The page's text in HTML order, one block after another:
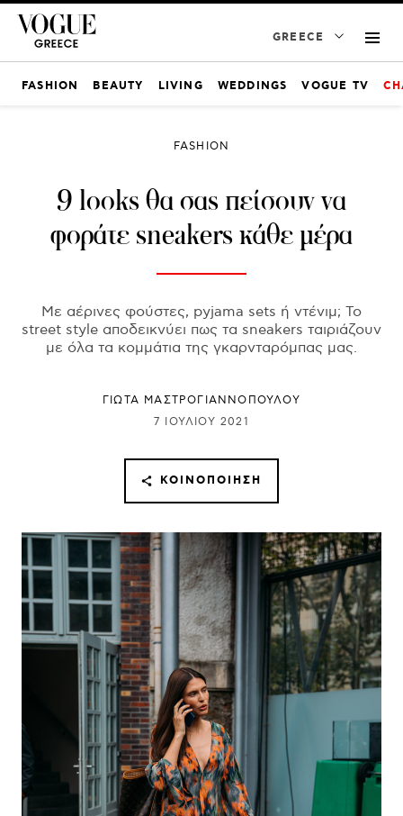
GREECE
FASHION BEAUTY LIVING WEDDINGS VOGUE TV
FASHION
9 looks θα σας πείσουν να
φοράτε sneakers κάθε μέρα
Με αέρινες φούστες, pyjama sets ή ντένιμ; Το
street style αποδεικνύει πως τα sneakers ταιριάζουν
με όλα τα κομμάτια της γκαρνταρόμπας μας.
ΓΙΩΤΑ ΜΑΣΤΡΟΓΙΑΝΝΟΠΟΥΛΟΥ
7 ΙΟΥΛΊΟΥ 2021
ΚΟΙΝΟΠΟΊΗΣΗ